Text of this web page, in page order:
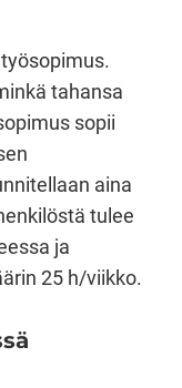
tahansa
sopii
aina
tulee
ja
25 h/viikko.